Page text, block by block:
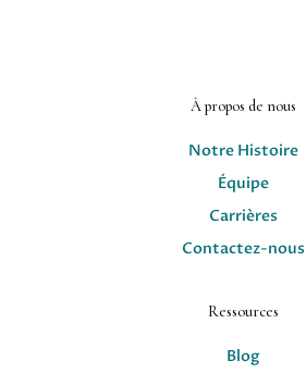
À propos de nous
Notre Histoire
Équipe
Carrières
Contactez-nous
Ressources
Blog